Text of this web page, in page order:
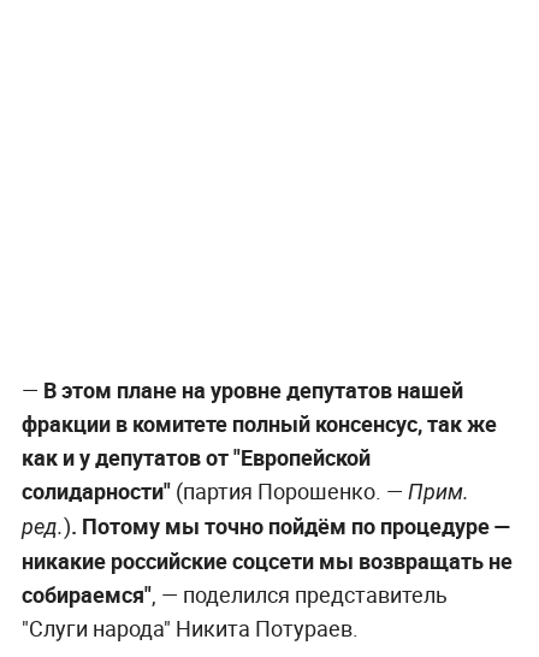
— В этом плане на уровне депутатов нашей
фракции в комитете полный консенсус, так же
как и у депутатов от "Европейской
солидарности" (партия Порошенко. — Прим.
ред.). Потому мы точно пойдём по процедуре —
никакие российские соцсети мы возвращать не
собираемся", — поделился представитель
"Слуги народа" Никита Потураев.